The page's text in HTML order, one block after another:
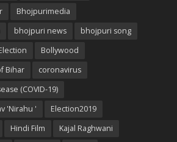
Bhojpurimedia
bhojpuri news
bhojpuri song
Bollywood
Bihar
coronavirus
(COVID-19)
'Nirahu '
Election2019
Hindi Film
Kajal Raghwani